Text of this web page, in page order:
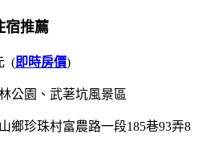
宿推薦
(即時房價)
公園、武荖坑風景區
鄉珍珠村富農路一段185巷93弄8